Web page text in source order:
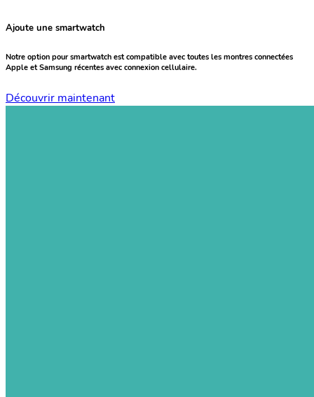
Ajoute une smartwatch
Notre option pour smartwatch est compatible avec toutes les montres connectées
Apple et Samsung récentes avec connexion cellulaire.
Découvrir maintenant